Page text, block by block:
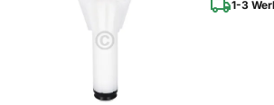
1-3